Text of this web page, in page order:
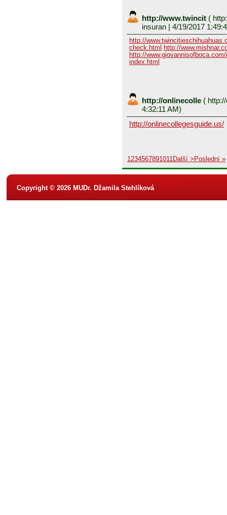
http://www.twincit (
insuran | 4/19/2017
http://
check.html
http://
http://
index.html
http://onlinecolle (
4:32:11 AM)
http://onlinecollegesguide.us/
1234567891011Další > Poslední »
Copyright © 2026 MUDr. Džamila Stehlíková